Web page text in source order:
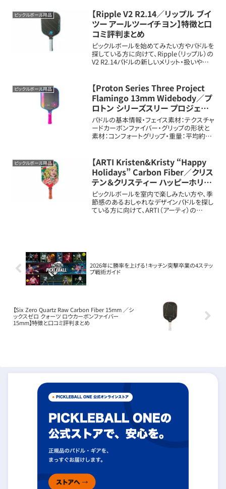
Force-Tec U...
ピックルボール用品
【Ripple V2 R2.14／リップル ブイ
ツー アールツーイチヨン】特徴と口
コミ評判まとめ
ピックルボールを始めてみたい方やパドルを
探している方に向けて、Ripple（リップル）の
V2 R2.14パドルの新しいメリット・扱いや特
ボンファイバ...
ピックルボール用品
【Proton Series Three Project
Flamingo 13mm Widebody／プ
ロトン シリーズスリー プロジェクト
フラミンゴ 13mm ワイドボディ】特
徴と口コミ評判まとめ
パドルの基本情報・フェイス素材：テクスチャ
ードカーボンファイバー・グリップの形状と
素材：コンフォートグリップ・重量：平均約7.7
チ（約...
ピックルボール用品
【ARTI Kristen&Kristy “Happy
Holidays” Carbon Fiber／クリス
テン＆クリスティー ハッピーホリデ
ーズ カーボンファイバー】特徴と口
コミ評判まとめ
ピックルボールを室内で楽しみたい方や、季
節感のあるおしゃれなデザインパドルを探し
ている方に向けて、ARTI（アーティ）の
2026年に勝率を上げる！キッチン突撃卒業の4ステッ
プ戦術ガイド
【Six Zero Quartz Raw Carbon Fiber 15mm ／シ
ックスゼロ クォーツ ロウカーボンファイバー
15mm】特徴と口コミ評判まとめ